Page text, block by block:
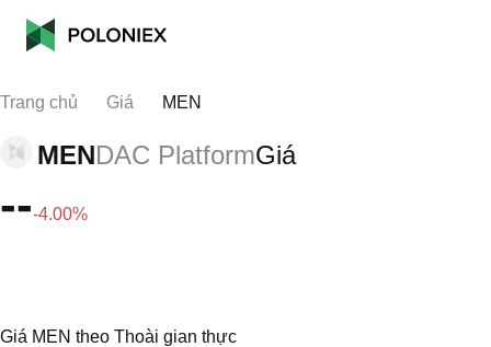
Trang chủ Giá MEN
MENDAC PlatformGiá
---4.00%
Giá MEN theo Thoài gian thực